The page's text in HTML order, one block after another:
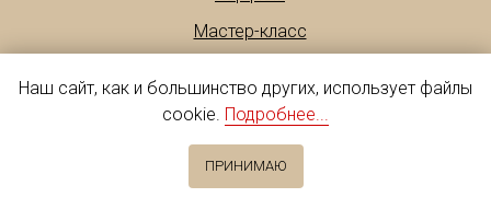
Наш сайт, как и большинство других, использует файлы
cookie. Подробнее...
ПРИНИМАЮ
Подарочные сертификаты
О бренде
Мастер-класс